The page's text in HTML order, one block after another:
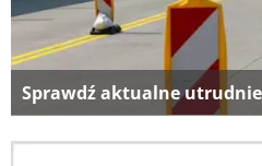
Sprawdź aktualne